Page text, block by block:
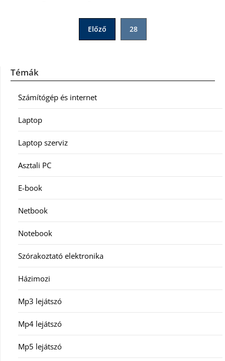
Előző 28
Témák
Számítógép és internet
Laptop
Laptop szerviz
Asztali PC
E-book
Netbook
Notebook
Szórakoztató elektronika
Házimozi
Mp3 lejátszó
Mp4 lejátszó
Mp5 lejátszó